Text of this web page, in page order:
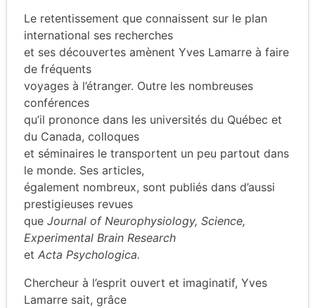
Le retentissement que connaissent sur le plan
international ses recherches
et ses découvertes amènent Yves Lamarre à faire
de fréquents
voyages à l’étranger. Outre les nombreuses
conférences
qu’il prononce dans les universités du Québec et
du Canada, colloques
et séminaires le transportent un peu partout dans
le monde. Ses articles,
également nombreux, sont publiés dans d’aussi
prestigieuses revues
que Journal of Neurophysiology, Science,
Experimental Brain Research
et Acta Psychologica.
Chercheur à l’esprit ouvert et imaginatif, Yves
Lamarre sait, grâce